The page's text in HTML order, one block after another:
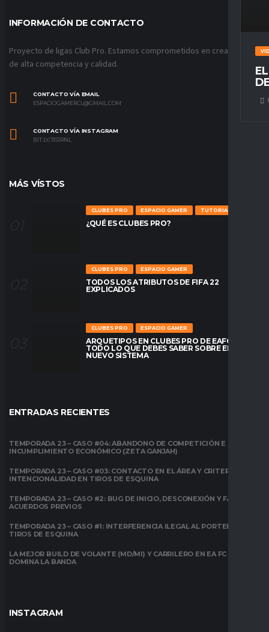
INFORMACIÓN DE CONTACTO
Proyecto de ligas Club Pro. Estamos comprometidos en crear ligas
de alta competencia y calidad.
CONTACTO VÍA EMAIL
ESPACIOGAMERCL@GMAIL.COM
CONTACTO VÍA INSTAGRAM
BIT.LY/31S1RNL
MÁS VÍSTOS
CLUBES PRO ESPACIO GAMER TUTORIALES
¿QUÉ ES CLUBES PRO?
CLUBES PRO ESPACIO GAMER
TODOS LOS ATRIBUTOS DE FIFA 22
EXPLICADOS
CLUBES PRO ESPACIO GAMER
ARQUETIPOS EN CLUBES PRO DE EAFC26:
TODO LO QUE DEBES SABER SOBRE EL
NUEVO SISTEMA
ENTRADAS RECIENTES
TEMPORADA 23 – CASO #04: ABANDONO DE COMPETICIÓN E
INCUMPLIMIENTO ECONÓMICO (ZETA GANJAH)
TEMPORADA 23 – CASO #03: CONTACTO EN EL ÁREA Y CRITERIO DE
INTENCIONALIDAD EN TIROS DE ESQUINA
TEMPORADA 23 – CASO #2: BUG DE INICIO, DESCONEXIÓN Y FALTA DE
ACUERDOS PREVIOS
TEMPORADA 23 – CASO #1: INTERFERENCIA ILEGAL AL PORTERO EN
TIROS DE ESQUINA
LA MEJOR BUILD DE VOLANTE (MD/MI) Y CARRILERO EN EA FC 26:
DOMINA LA BANDA
INSTAGRAM